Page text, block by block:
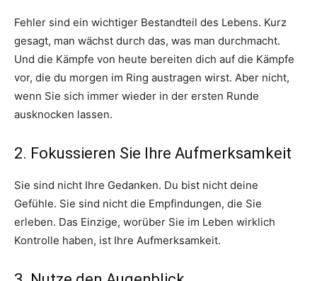
Fehler sind ein wichtiger Bestandteil des Lebens. Kurz
gesagt, man wächst durch das, was man durchmacht.
Und die Kämpfe von heute bereiten dich auf die Kämpfe
vor, die du morgen im Ring austragen wirst. Aber nicht,
wenn Sie sich immer wieder in der ersten Runde
ausknocken lassen.
2. Fokussieren Sie Ihre Aufmerksamkeit
Sie sind nicht Ihre Gedanken. Du bist nicht deine
Gefühle. Sie sind nicht die Empfindungen, die Sie
erleben. Das Einzige, worüber Sie im Leben wirklich
Kontrolle haben, ist Ihre Aufmerksamkeit.